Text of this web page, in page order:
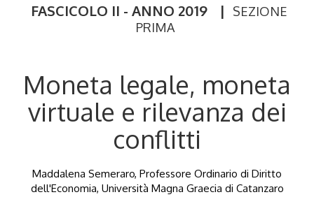
FASCICOLO II - ANNO 2019 |
SEZIONE
PRIMA
Moneta legale, moneta
virtuale e rilevanza dei
conflitti
Maddalena Semeraro, Professore Ordinario di Diritto
dell'Economia, Università Magna Graecia di Catanzaro